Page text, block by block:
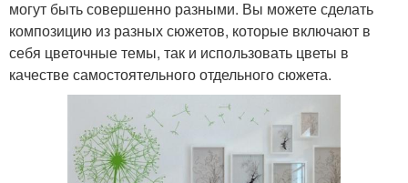
могут быть совершенно разными. Вы можете сделать
композицию из разных сюжетов, которые включают в
себя цветочные темы, так и использовать цветы в
качестве самостоятельного отдельного сюжета.